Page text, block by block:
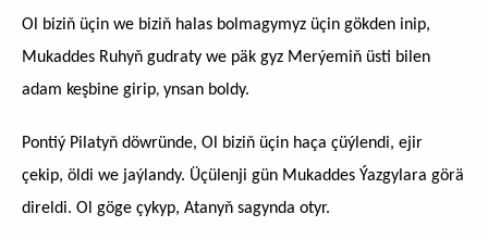
Ol biziň üçin we biziň halas bolmagymyz üçin gökden inip,
Mukaddes Ruhyň gudraty we päk gyz Merýemiň üsti bilen
adam keşbine girip, ynsan boldy.
Pontiý Pilatyň döwründe, Ol biziň üçin haça çüýlendi, ejir
çekip, öldi we jaýlandy. Üçülenji gün Mukaddes Ýazgylara görä
direldi. Ol göge çykyp, Atanyň sagynda otyr.